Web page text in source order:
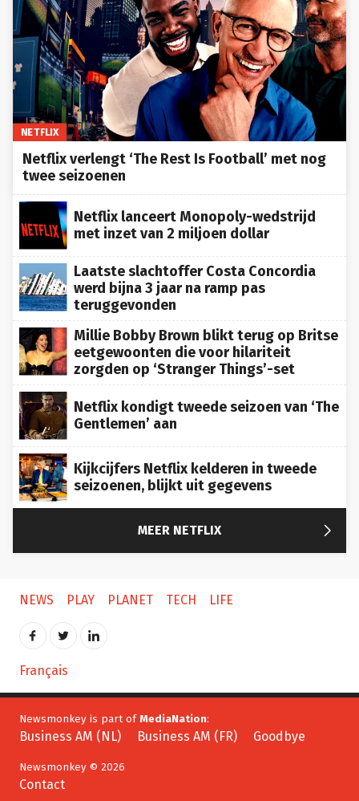
NETFLIX
Netflix verlengt ‘The Rest Is Football’ met nog
twee seizoenen
Netflix lanceert Monopoly-wedstrijd
met inzet van 2 miljoen dollar
Laatste slachtoffer Costa Concordia
werd bijna 3 jaar na ramp pas
teruggevonden
Millie Bobby Brown blikt terug op Britse
eetgewoonten die voor hilariteit
zorgden op ‘Stranger Things’-set
Netflix kondigt tweede seizoen van ‘The
Gentlemen’ aan
Kijkcijfers Netflix kelderen in tweede
seizoenen, blijkt uit gegevens
MEER NETFLIX 
NEWS PLAY PLANET TECH LIFE
Français
Newsmonkey is part of MediaNation
Business AM (NL) Business AM (FR) Goodbye
Newsmonkey © 2026
Contact